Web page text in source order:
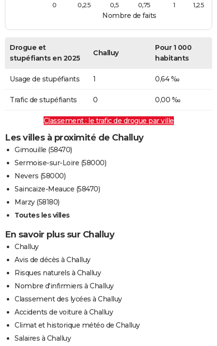
Nombre de faits
0
1
0,25 0,5 0,75 1,25
Drogue et
stupéfiants en 2025
Challuy
Pour 1 000
habitants
Usage de stupéfiants 1 0,64 ‰
Trafic de stupéfiants 0 0,00 ‰
Classement : le trafic de drogue par ville
Les villes à proximité de Challuy
Gimouille (58470)
Sermoise-sur-Loire (58000)
Nevers (58000)
Saincaize-Meauce (58470)
Marzy (58180)
Toutes les villes
En savoir plus sur Challuy
Challuy
Avis de décès à Challuy
Risques naturels à Challuy
Nombre d'infirmiers à Challuy
Classement des lycées à Challuy
Accidents de voiture à Challuy
Climat et historique météo de Challuy
Salaires à Challuy